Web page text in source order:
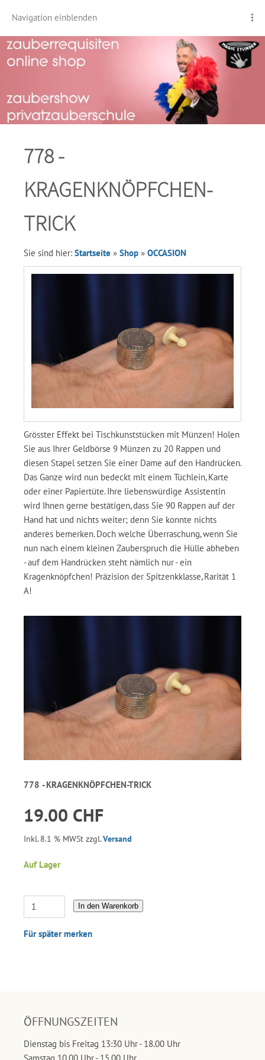
Navigation einblenden
778 -
KRAGENKNÖPFCHEN-
TRICK
Sie sind hier: Startseite » Shop » OCCASION
Grösster Effekt bei Tischkunststücken mit Münzen! Holen
Sie aus Ihrer Geldbörse 9 Münzen zu 20 Rappen und
diesen Stapel setzen Sie einer Dame auf den Handrücken.
Das Ganze wird nun bedeckt mit einem Tüchlein, Karte
oder einer Papiertüte. Ihre liebenswürdige Assistentin
wird Ihnen gerne bestätigen, dass Sie 90 Rappen auf der
Hand hat und nichts weiter; denn Sie konnte nichts
anderes bemerken. Doch welche Überraschung, wenn Sie
nun nach einem kleinen Zauberspruch die Hülle abheben
- auf dem Handrücken steht nämlich nur - ein
Kragenknöpfchen! Präzision der Spitzenkklasse, Rarität 1
A!
778 - KRAGENKNÖPFCHEN-TRICK
19.00 CHF
Inkl. 8.1 % MWSt zzgl.Versand
Auf Lager
In den Warenkorb
Für später merken
ÖFFNUNGSZEITEN
Dienstag bis Freitag 13:30 Uhr - 18.00 Uhr